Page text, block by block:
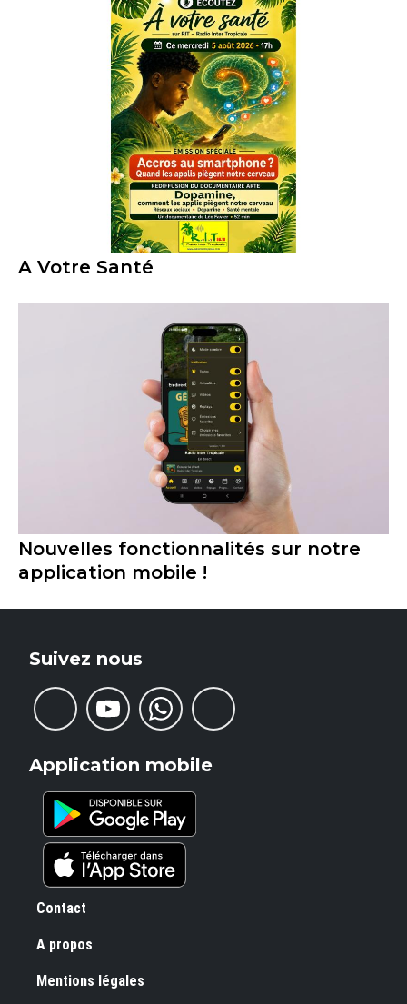
A Votre Santé
Nouvelles fonctionnalités sur notre
application mobile !
Suivez nous
Application mobile
Pied de page
Contact
A propos
Mentions légales